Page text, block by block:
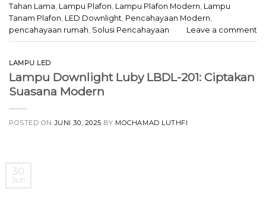
Tahan Lama, Lampu Plafon, Lampu Plafon Modern, Lampu
Tanam Plafon, LED Downlight, Pencahayaan Modern,
pencahayaan rumah, Solusi Pencahayaan Leave a comment
LAMPU LED
Lampu Downlight Luby LBDL-201: Ciptakan
Suasana Modern
POSTED ONJUNI 30, 2025 BY MOCHAMAD LUTHFI